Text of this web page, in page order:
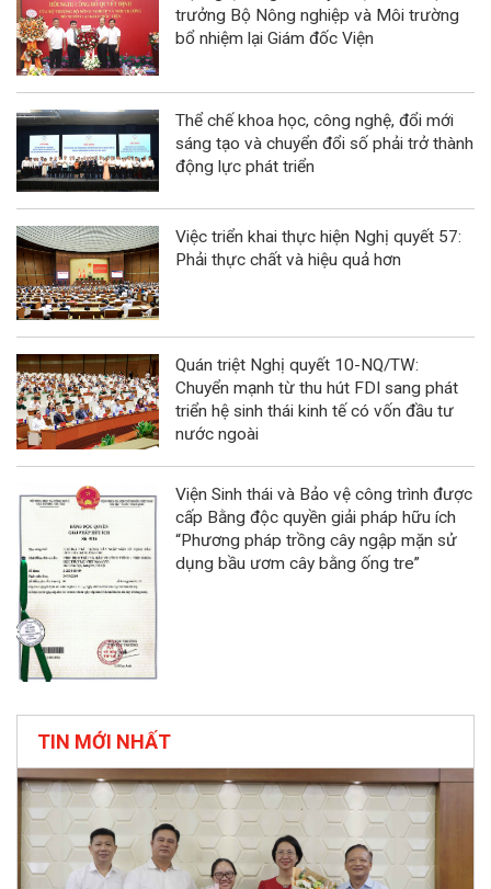
trưởng Bộ Nông nghiệp và Môi trường
bổ nhiệm lại Giám đốc Viện
Thể chế khoa học, công nghệ, đổi mới
sáng tạo và chuyển đổi số phải trở thành
động lực phát triển
Việc triển khai thực hiện Nghị quyết 57:
Phải thực chất và hiệu quả hơn
Quán triệt Nghị quyết 10-NQ/TW:
Chuyển mạnh từ thu hút FDI sang phát
triển hệ sinh thái kinh tế có vốn đầu tư
nước ngoài
Viện Sinh thái và Bảo vệ công trình được
cấp Bằng độc quyền giải pháp hữu ích
“Phương pháp trồng cây ngập mặn sử
dụng bầu ươm cây bằng ống tre”
TIN MỚI NHẤT